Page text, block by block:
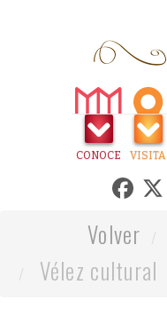
CONOCE VISITA
Volver
Vélez cultural